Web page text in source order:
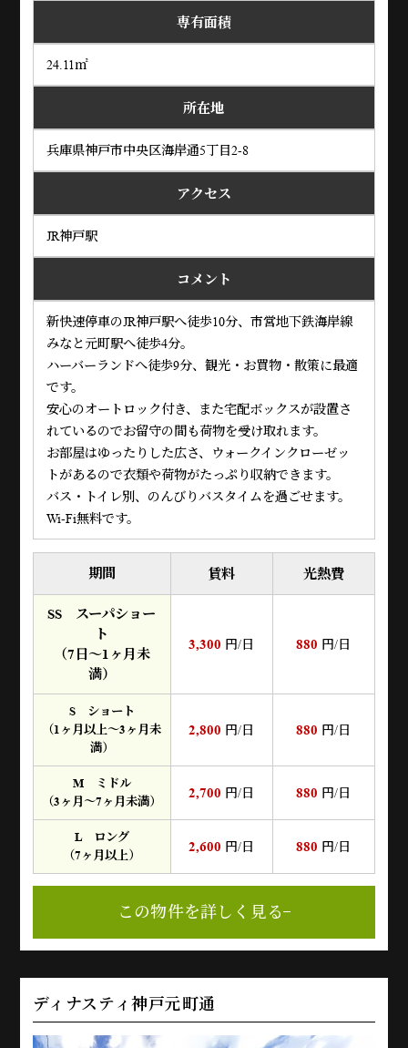
専有面積
24.11㎡
所在地
兵庫県神戸市中央区海岸通5丁目2-8
アクセス
JR神戸駅
コメント
新快速停車のJR神戸駅へ徒歩10分、市営地下鉄海岸線
みなと元町駅へ徒歩4分。
ハーバーランドへ徒歩9分、観光・お買物・散策に最適
です。
安心のオートロック付き、また宅配ボックスが設置さ
れているのでお留守の間も荷物を受け取れます。
お部屋はゆったりした広さ、ウォークインクローゼッ
トがあるので衣類や荷物がたっぷり収納できます。
バス・トイレ別、のんびりバスタイムを過ごせます。
Wi-Fi無料です。
期間 賃料 光熱費
SS スーパショー
ト
（7日～1ヶ月未
満）
3,300 円/日 880 円/日
S ショート
（1ヶ月以上～3ヶ月未
満）
2,800 円/日 880 円/日
M ミドル
（3ヶ月～7ヶ月未満）
2,700 円/日 880 円/日
L ロング
（7ヶ月以上）
2,600 円/日 880 円/日
この物件を詳しく見る
ディナスティ神戸元町通